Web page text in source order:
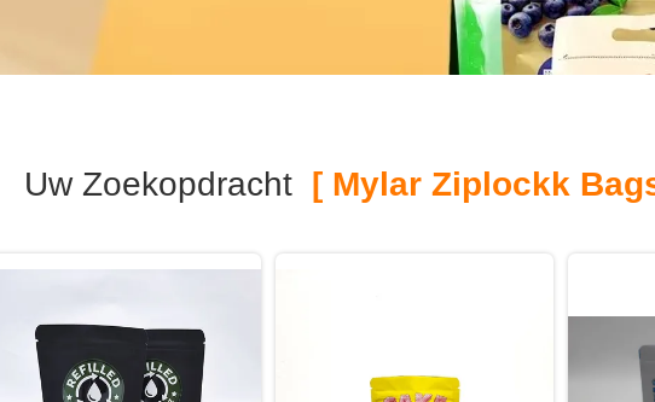
Uw Zoekopdracht [ Mylar Ziplockk